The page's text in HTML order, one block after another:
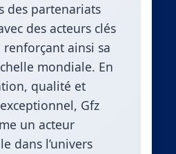
des partenariats
des acteurs clés
renforçant ainsi sa
mondiale. En
qualité et
Gfz
un acteur
dans l’univers